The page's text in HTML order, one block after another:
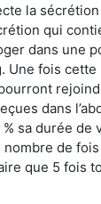
la
qui
dans une
Une fois
dans
sa durée de
de
que 5 fois